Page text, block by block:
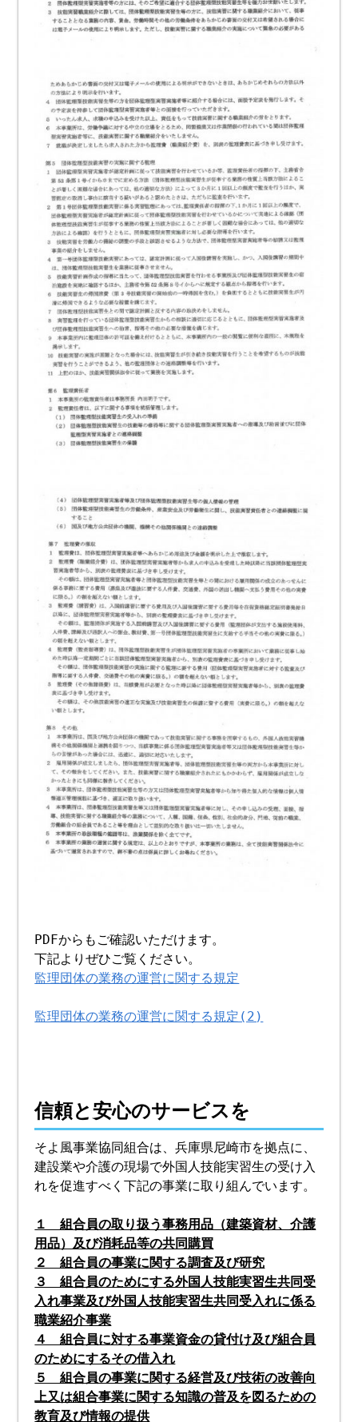
PDFからもご確認いただけます。
下記よりぜひご覧ください。
監理団体の業務の運営に関する規定
監理団体の業務の運営に関する規定(2)
信頼と安心のサービスを
そよ風事業協同組合は、兵庫県尼崎市を拠点に、
建設業や介護の現場で外国人技能実習生の受け入
れを促進すべく下記の事業に取り組んでいます。
１ 組合員の取り扱う事務用品（建築資材、介護
用品）及び消耗品等の共同購買
２ 組合員の事業に関する調査及び研究
３ 組合員のためにする外国人技能実習生共同受
入れ事業及び外国人技能実習生共同受入れに係る
職業紹介事業
４ 組合員に対する事業資金の貸付け及び組合員
のためにするその借入れ
５ 組合員の事業に関する経営及び技術の改善向
上又は組合事業に関する知識の普及を図るための
教育及び情報の提供